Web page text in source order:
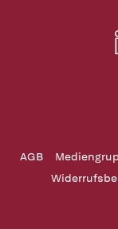
AGB